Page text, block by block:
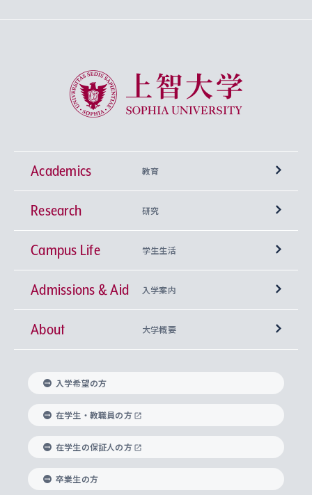
上智大学 Sophia University
Academics 教育
学部
神学部
文学部
総合人間科学部
経済学部
外国語学部
総合グローバル学部
興味から学科を探す
上智大学の全学共通教育
基盤教育センター
キリスト教人間学
身体知
思考と表現
データサイエンス
上智大学の語学教育
言語教育研究センター
上智大学のグローバル教育
グローバル教育センター
上智大学で学ぶ
海外で学ぶ
学びのサポート
大学院
神学研究科
助産学専攻科
Research 研究
研究所 等
キリスト教文化研究所
中世思想研究所
国際言語情報研究所
グローバル・コンサーン研究所
比較文化研究所
Sophia Open Research Weeks (SORW)
産官学連携
知的財産
研究支援制度
重点領域研究・自由課題研究
研究活動に関する法令・研究費の使用について
Campus Life 学生生活
学期区分と授業時間割
課外活動
課外教育プログラム
ボランティア活動
グローバルな学びのコミュニティ
学生の相談窓口
心身の健康相談
ハラスメント防止の取り組み
キャリア形成サポート
キャリア形成支援プログラム
住まいのサポート
Admissions & Aid 入学案内
上智大学で取得できる学位
入れの方針）
科目等履修生
研究生・外国人特別研究生・国費留学生
About 大学概要
理事長・学長メッセージ
学長・副学長紹介
上智大学の精神
上智大学の理念
上智大学の沿革
グローバルエンゲージメント
上智大学を訪れた世界の知性
上智大学公式ソーシャルメディア
入学希望の方
在学生・教職員の方
在学生の保証人の方
卒業生の方